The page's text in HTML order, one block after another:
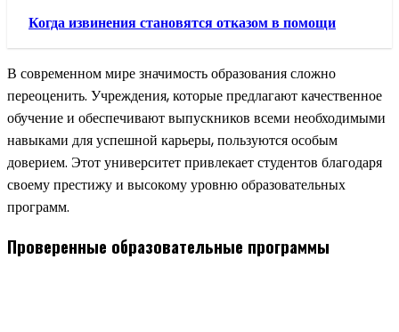
Когда извинения становятся отказом в помощи
В современном мире значимость образования сложно
переоценить. Учреждения, которые предлагают качественное
обучение и обеспечивают выпускников всеми необходимыми
навыками для успешной карьеры, пользуются особым
доверием. Этот университет привлекает студентов благодаря
своему престижу и высокому уровню образовательных
программ.
Проверенные образовательные программы